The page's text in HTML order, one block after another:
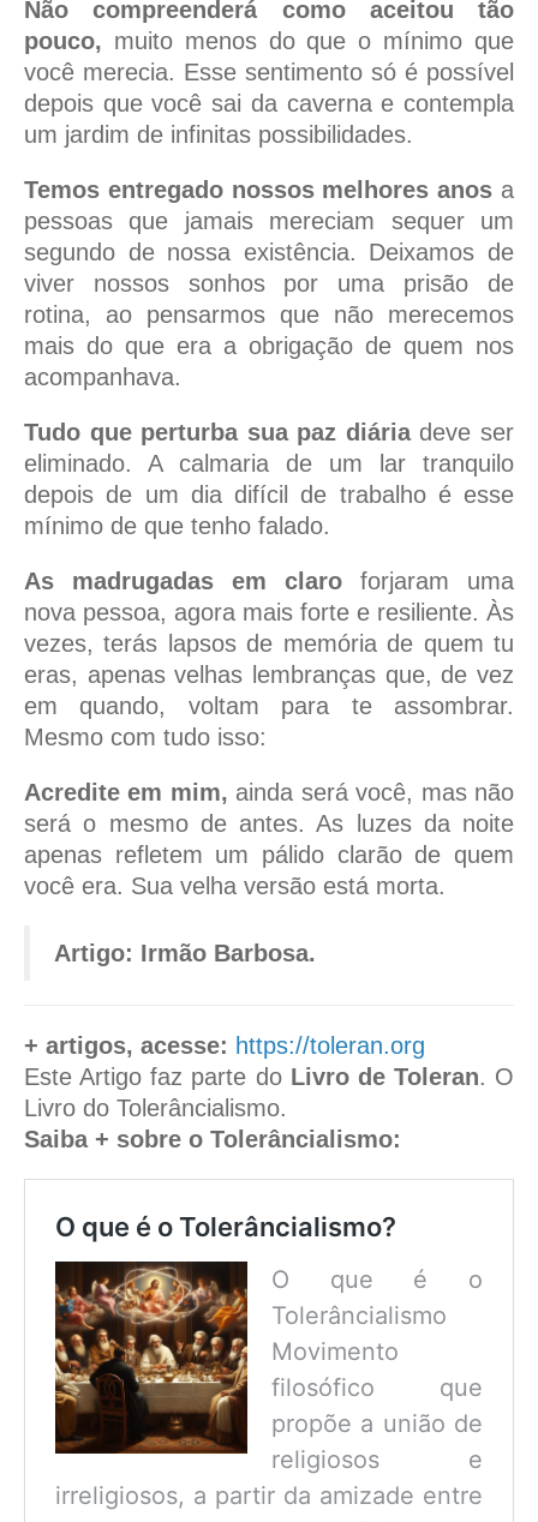
Não compreenderá como aceitou tão
pouco, muito menos do que o mínimo que
você merecia. Esse sentimento só é possível
depois que você sai da caverna e contempla
um jardim de infinitas possibilidades.
Temos entregado nossos melhores anos a
pessoas que jamais mereciam sequer um
segundo de nossa existência. Deixamos de
viver nossos sonhos por uma prisão de
rotina, ao pensarmos que não merecemos
mais do que era a obrigação de quem nos
acompanhava.
Tudo que perturba sua paz diáriadeve ser
eliminado. A calmaria de um lar tranquilo
depois de um dia difícil de trabalho é esse
mínimo de que tenho falado.
As madrugadas em claro forjaram uma
nova pessoa, agora mais forte e resiliente. Às
vezes, terás lapsos de memória de quem tu
eras, apenas velhas lembranças que, de vez
em quando, voltam para te assombrar.
Mesmo com tudo isso:
Acredite em mim, ainda será você, mas não
será o mesmo de antes. As luzes da noite
apenas refletem um pálido clarão de quem
você era. Sua velha versão está morta.
Artigo: Irmão Barbosa.
+ artigos, acesse: https://toleran.org
Este Artigo faz parte do Livro de Toleran. O
Livro do Tolerâncialismo.
Saiba + sobre o Tolerâncialismo:
O que é o Tolerâncialismo?
O que é o
Tolerâncialismo
Movimento
filosófico que
propõe a união de
religiosos e
irreligiosos, a partir da amizade entre